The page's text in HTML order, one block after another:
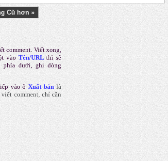
Cũ hơn »
comment. Viết xong,
vào Tên/URL thì sẽ
phía dưới, ghi dòng
vào ôXuất bản là
comment, chỉ cần